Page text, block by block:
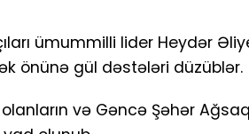
ümummilli lider Heydər
önünə gül dəstələri düzüblər.
və Gəncə Şəhər